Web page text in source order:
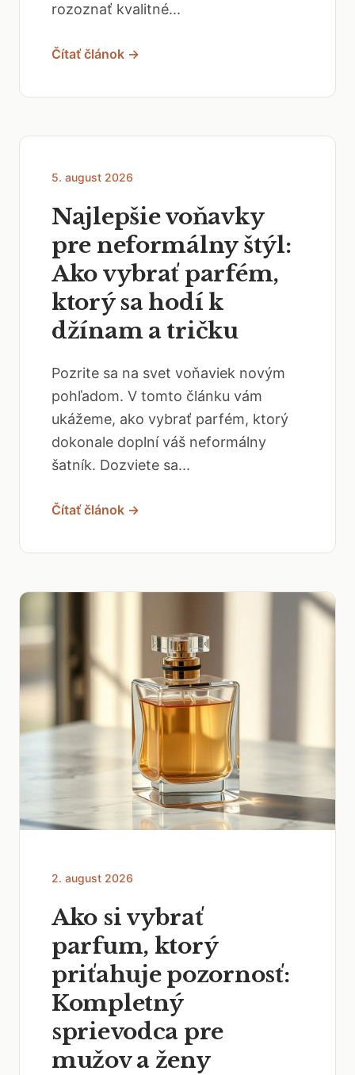
rozoznať kvalitné...
Čítať článok →
5. august 2026
Najlepšie voňavky
pre neformálny štýl:
Ako vybrať parfém,
ktorý sa hodí k
džínam a tričku
Pozrite sa na svet voňaviek novým
pohľadom. V tomto článku vám
ukážeme, ako vybrať parfém, ktorý
dokonale doplní váš neformálny
šatník. Dozviete sa...
Čítať článok →
2. august 2026
Ako si vybrať
parfum, ktorý
priťahuje pozornosť:
Kompletný
sprievodca pre
mužov a ženy